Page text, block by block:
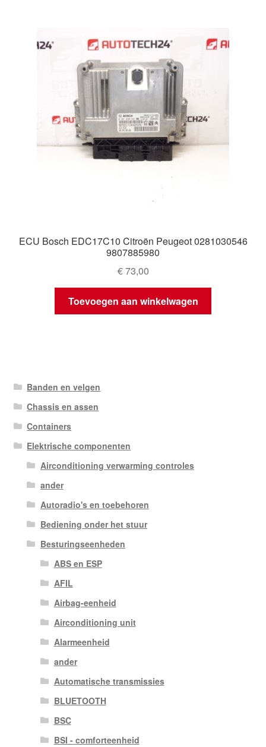
ECU Bosch EDC17C10 Citroën Peugeot 0281030546
9807885980
€73,00
Toevoegen aan winkelwagen
Banden en velgen
Chassis en assen
Containers
Elektrische componenten
Airconditioning verwarming controles
ander
Autoradio's en toebehoren
Bediening onder het stuur
Besturingseenheden
ABS en ESP
AFIL
Airbag-eenheid
Airconditioning unit
Alarmeenheid
ander
Automatische transmissies
BLUETOOTH
BSC
BSI - comforteenheid